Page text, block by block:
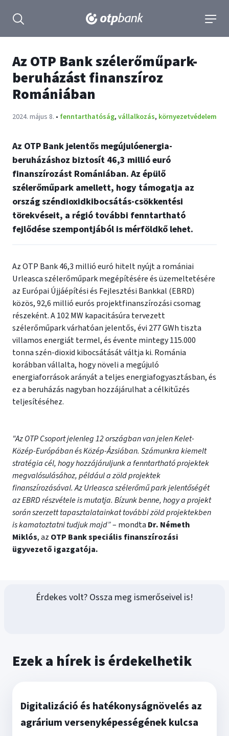
Keresés kinyitása
Az OTP Bank szélerőműpark-
beruházást finanszíroz
Romániában
Publikálva:
2024. május 8. • fenntarthatóság, vállalkozás, környezetvédelem
Az OTP Bank jelentős megújulóenergia-
beruházáshoz biztosít 46,3 millió euró
finanszírozást Romániában. Az épülő
szélerőműpark amellett, hogy támogatja az
ország széndioxidkibocsátás-csökkentési
törekvéseit, a régió további fenntartható
fejlődése szempontjából is mérföldkő lehet.
Az OTP Bank 46,3 millió euró hitelt nyújt a romániai
Urleasca szélerőműpark megépítésére és üzemeltetésére
az Európai Újjáépítési és Fejlesztési Bankkal (EBRD)
közös, 92,6 millió eurós projektfinanszírozási csomag
részeként. A 102 MW kapacitásúra tervezett
szélerőműpark várhatóan jelentős, évi 277 GWh tiszta
villamos energiát termel, és évente mintegy 115.000
tonna szén-dioxid kibocsátását váltja ki. Románia
korábban vállalta, hogy növeli a megújuló
energiaforrások arányát a teljes energiafogyasztásban, és
ez a beruházás nagyban hozzájárulhat a célkitűzés
teljesítéséhez.
"Az OTP Csoport jelenleg 12 országban van jelen Kelet-
Közép-Európában és Közép-Ázsiában. Számunkra kiemelt
stratégia cél, hogy hozzájáruljunk a fenntartható projektek
megvalósulásához, például a zöld projektek
finanszírozásával. Az Urleasca szélerőmű park jelentőségét
az EBRD részvétele is mutatja. Bízunk benne, hogy a projekt
során szerzett tapasztalatainkat további zöld projektekben
is kamatoztatni tudjuk majd”– mondta Dr. Németh
Miklós, az OTP Bank speciális finanszírozási
ügyvezető igazgatója.
Érdekes volt? Ossza meg ismerőseivel is!
Ezek a hírek is érdekelhetik
Digitalizáció és hatékonyságnövelés az
agrárium versenyképességének kulcsa